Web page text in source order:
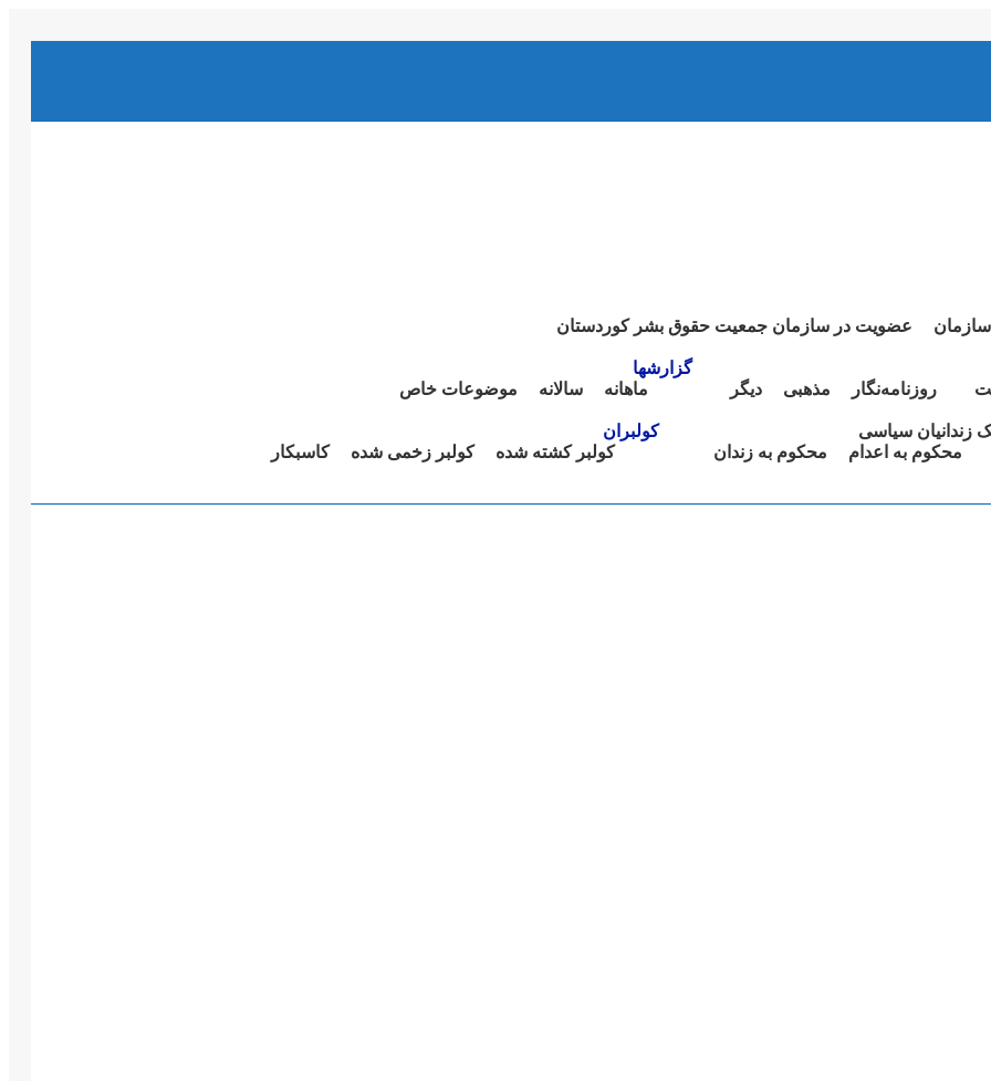
عضویت در سازمان جمعیت حقوق بشر کوردستان
روزنامەنگار مذهبی دیگر
گزارشها
ماهانە
سالانە
موضوعات خاص
زندانیان سیاسی
محکوم بە اعدام
محکوم بە زندان
کولبران
کولبر کشتە شدە
کولبر زخمی شدە
کاسبکار